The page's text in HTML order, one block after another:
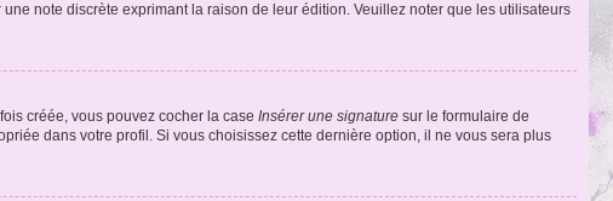
note discrète exprimant la raison de leur édition. Veuillez noter que les utilisateurs
créée, vous pouvez cocher la case Insérer une signature sur le formulaire de
dans votre profil. Si vous choisissez cette dernière option, il ne vous sera plus